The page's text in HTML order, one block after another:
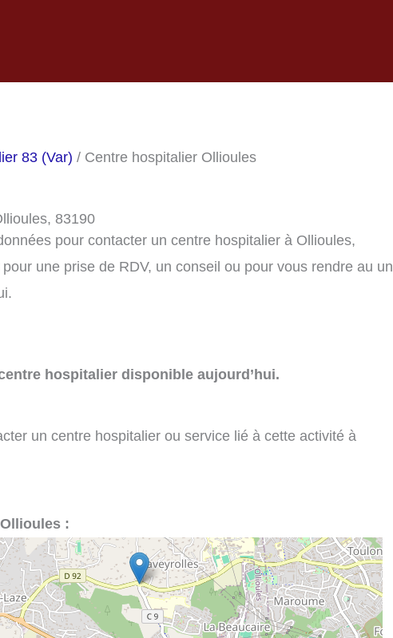
83 (Var) / Centre hospitalier Ollioules
83190
pour contacter un centre hospitalier à Ollioules,
une prise de RDV, un conseil ou pour vous rendre au un
hospitalier disponible aujourd’hui.
un centre hospitalier ou service lié à cette activité à
: